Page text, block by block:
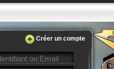
Créer un compte